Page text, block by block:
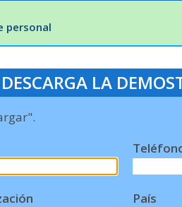
personal
DESCARGA LA
País